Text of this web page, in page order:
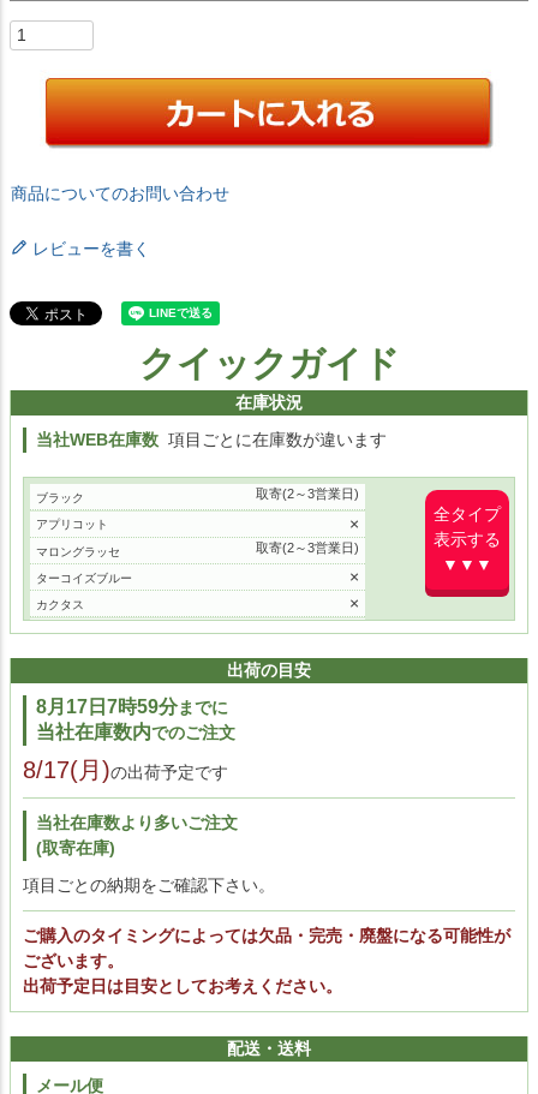
商品についてのお問い合わせ
レビューを書く
クイックガイド
在庫状況
当社WEB在庫数 項目ごとに在庫数が違います
全タイプ
表示する
▼▼▼
ブラック 取寄(2～3営業日)
アプリコット ×
マロングラッセ 取寄(2～3営業日)
ターコイズブルー ×
カクタス ×
ネイビー ×
フランボワーズ
ブループラッセ 2
セージグリーン
出荷の目安
8月17日7時59分までに
当社在庫数内でのご注文
8/17(月)の出荷予定です
当社在庫数より多いご注文
(取寄在庫)
項目ごとの納期をご確認下さい。
ご購入のタイミングによっては欠品・完売・廃盤になる可能性が
ございます。
出荷予定日は目安としてお考えください。
配送・送料
メール便